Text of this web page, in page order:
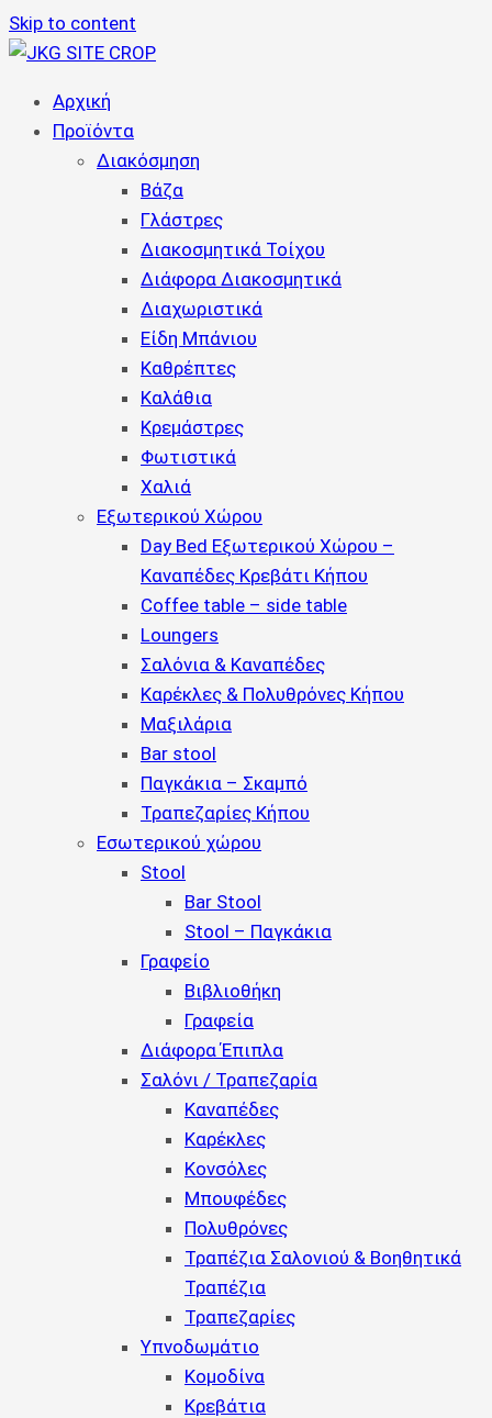
Skip to content
Αρχική
Προϊόντα
Διακόσμηση
Βάζα
Γλάστρες
Διακοσμητικά Τοίχου
Διάφορα Διακοσμητικά
Διαχωριστικά
Είδη Μπάνιου
Καθρέπτες
Καλάθια
Κρεμάστρες
Φωτιστικά
Χαλιά
Εξωτερικού Χώρου
Day Bed Εξωτερικού Χώρου –
Καναπέδες Κρεβάτι Κήπου
Coffee table – side table
Loungers
Σαλόνια & Καναπέδες
Καρέκλες & Πολυθρόνες Κήπου
Μαξιλάρια
Bar stool
Παγκάκια – Σκαμπό
Τραπεζαρίες Κήπου
Εσωτερικού χώρου
Stool
Bar Stool
Stool – Παγκάκια
Γραφείο
Βιβλιοθήκη
Γραφεία
Διάφορα Έπιπλα
Σαλόνι / Τραπεζαρία
Καναπέδες
Καρέκλες
Κονσόλες
Μπουφέδες
Πολυθρόνες
Τραπέζια Σαλονιού & Βοηθητικά
Τραπέζια
Τραπεζαρίες
Υπνοδωμάτιο
Κομοδίνα
Κρεβάτια